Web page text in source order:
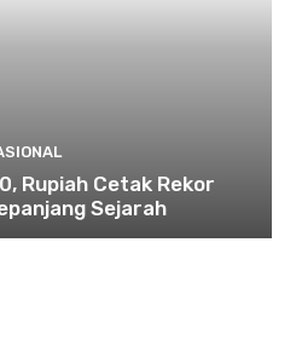
Rupiah Cetak Rekor
Sejarah